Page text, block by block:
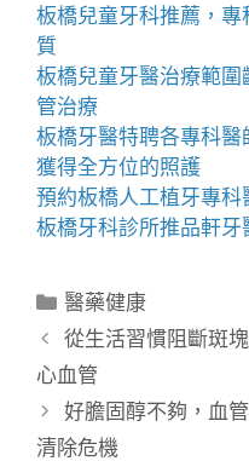
板橋兒童牙科推薦，專
質
板橋兒童牙醫治療範圍
管治療
板橋牙醫特聘各專科醫
獲得全方位的照護
預約板橋人工植牙專科
板橋牙科診所推品軒牙
分
類
醫藥健康
從生活習慣阻斷斑
心血管
好膽固醇不夠，血
清除危機